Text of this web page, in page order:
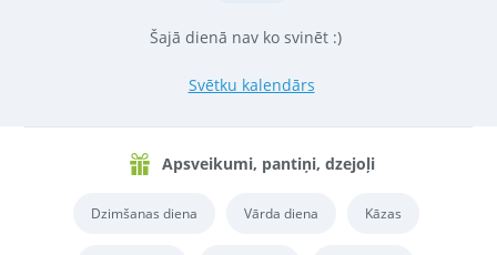
Šajā dienā nav ko svinēt :)
Svētku kalendārs
Apsveikumi, pantiņi, dzejoļi
Dzimšanas diena Vārda diena Kāzas